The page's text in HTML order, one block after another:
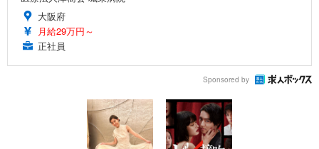
大阪府
月給29万円～
正社員
Sponsored by